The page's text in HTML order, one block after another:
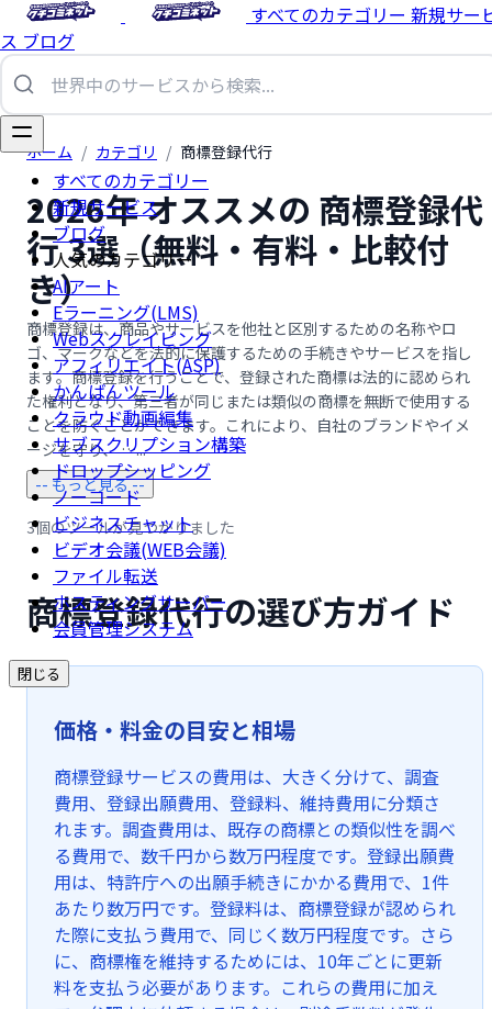
すべてのカテゴリー 新規サー
ス ブログ
すべてのカテゴリー
新規サービス
ブログ
人気のカテゴリー
AIアート
Eラーニング(LMS)
Webスクレイピング
アフィリエイト(ASP)
かんばんツール
クラウド動画編集
サブスクリプション構築
ドロップシッピング
ノーコード
ビジネスチャット
ビデオ会議(WEB会議)
ファイル転送
ホスティングサーバー
会員管理システム
閉じる
ホーム / カテゴリ / 商標登録代行
2026年 オススメの 商標登録代
行 3選（無料・有料・比較付
き）
商標登録は、商品やサービスを他社と区別するための名称やロ
ゴ、マークなどを法的に保護するための手続きやサービスを指し
ます。商標登録を行うことで、登録された商標は法的に認められ
た権利となり、第三者が同じまたは類似の商標を無断で使用する
ことを防ぐことができます。これにより、自社のブランドやイメ
ージを守り、 …...
-- もっと見る --
3個のツールが見つかりました
商標登録代行の選び方ガイド
価格・料金の目安と相場
商標登録サービスの費用は、大きく分けて、調査
費用、登録出願費用、登録料、維持費用に分類さ
れます。調査費用は、既存の商標との類似性を調べ
る費用で、数千円から数万円程度です。登録出願費
用は、特許庁への出願手続きにかかる費用で、1件
あたり数万円です。登録料は、商標登録が認められ
た際に支払う費用で、同じく数万円程度です。さら
に、商標権を維持するためには、10年ごとに更新
料を支払う必要があります。これらの費用に加え